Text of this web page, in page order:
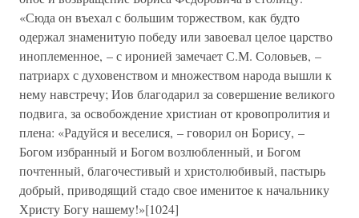
«Сюда он въехал с большим торжеством, как будто
одержал знаменитую победу или завоевал целое царство
иноплеменное, – с иронией замечает С.М. Соловьев, –
патриарх с духовенством и множеством народа вышли к
нему навстречу; Иов благодарил за совершение великого
подвига, за освобождение христиан от кровопролития и
плена: «Радуйся и веселися, – говорил он Борису, –
Богом избранный и Богом возлюбленный, и Богом
почтенный, благочестивый и христолюбивый, пастырь
добрый, приводящий стадо свое именитое к начальнику
Христу Богу нашему!»[1024]